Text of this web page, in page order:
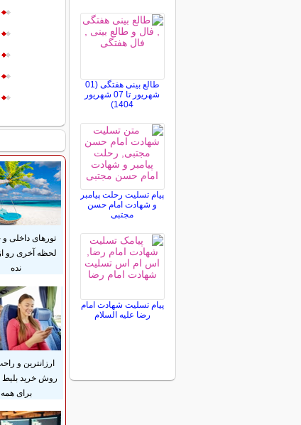
تورهای داخلی
لحظه آخری رو
نده
ارزانترین و
روش خرید بلیط
برای همه
طالع بینی هفتگی (01
شهریور تا 07 شهریور
1404)
پیام تسلیت رحلت پیامبر
و شهادت امام حسن
مجتبی
پیام تسلیت شهادت امام
رضا علیه السلام